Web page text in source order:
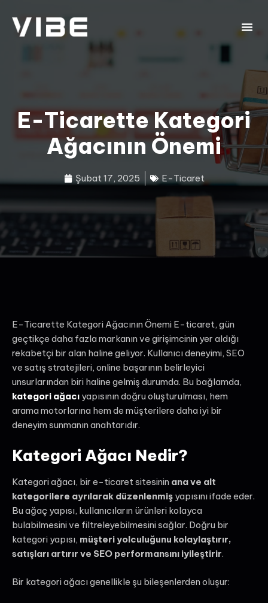
E-Ticarette Kategori
Ağacının Önemi
Şubat 17, 2025 E-Ticaret
E-Ticarette Kategori Ağacının Önemi E-ticaret, gün
geçtikçe daha fazla markanın ve girişimcinin yer aldığı
rekabetçi bir alan haline geliyor. Kullanıcı deneyimi, SEO
ve satış stratejileri, online başarının belirleyici
unsurlarından biri haline gelmiş durumda. Bu bağlamda,
kategori ağacı yapısının doğru oluşturulması, hem
arama motorlarına hem de müşterilere daha iyi bir
deneyim sunmanın anahtarıdır.
Kategori Ağacı Nedir?
Kategori ağacı, bir e-ticaret sitesinin ana ve alt
kategorilere ayrılarak düzenlenmiş yapısını ifade eder.
Bu ağaç yapısı, kullanıcıların ürünleri kolayca
bulabilmesini ve filtreleyebilmesini sağlar. Doğru bir
kategori yapısı, müşteri yolculuğunu kolaylaştırır,
satışları artırır ve SEO performansını iyileştirir.
Bir kategori ağacı genellikle şu bileşenlerden oluşur: